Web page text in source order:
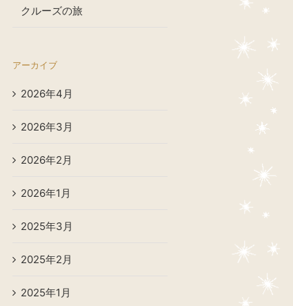
クルーズの旅
アーカイブ
2026年4月
2026年3月
2026年2月
2026年1月
2025年3月
2025年2月
2025年1月